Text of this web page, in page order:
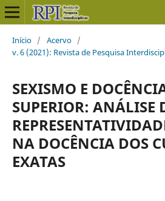
Início / Acervo /
v. 6 (2021): Revista de Pesquisa
SEXISMO E
SUPERIOR: ANÁLISE
NA DOCÊNCIA DOS
EXATAS